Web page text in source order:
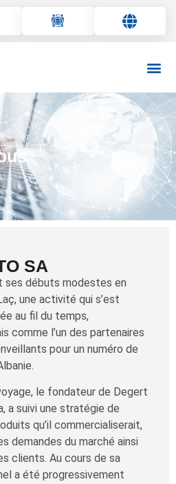
Deutsch
SA
ses débuts modestes en
une activité qui s’est
au fil du temps,
comme l’un des partenaires
pour un numéro de
le fondateur de Degert
a suivi une stratégie de
qu’il commercialiserait,
demandes du marché ainsi
clients. Au cours de sa
a été progressivement